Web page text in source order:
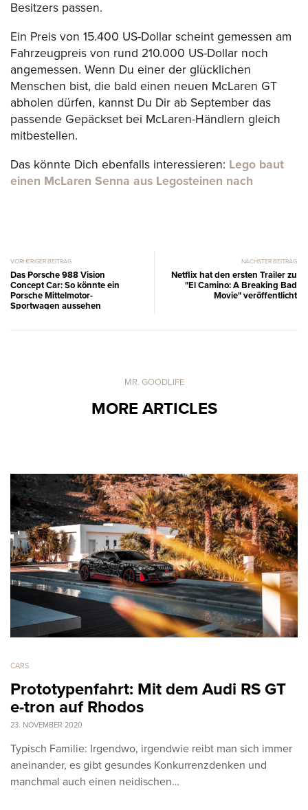
Besitzers passen.
Ein Preis von 15.400 US-Dollar scheint gemessen am
Fahrzeugpreis von rund 210.000 US-Dollar noch
angemessen. Wenn Du einer der glücklichen
Menschen bist, die bald einen neuen McLaren GT
abholen dürfen, kannst Du Dir ab September das
passende Gepäckset bei McLaren-Händlern gleich
mitbestellen.
Das könnte Dich ebenfalls interessieren: Lego baut
einen McLaren Senna aus Legosteinen nach
VORHERIGER BEITRAG
Das Porsche 988 Vision
Concept Car: So könnte ein
Porsche Mittelmotor-
Sportwagen aussehen
NÄCHSTER BEITRAG
Netflix hat den ersten Trailer zu
"El Camino: A Breaking Bad
Movie" veröffentlicht
MR. GOODLIFE
MORE ARTICLES
CARS
Prototypenfahrt: Mit dem Audi RS GT
e-tron auf Rhodos
23. NOVEMBER 2020
Typisch Familie: Irgendwo, irgendwie reibt man sich immer
aneinander, es gibt gesundes Konkurrenzdenken und
manchmal auch einen neidischen…